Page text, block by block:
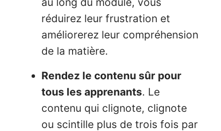
réduirez leur frustration et
améliorerez leur compréhension
de la matière.
Rendez le contenu sûr pour
tous les apprenants. Le
contenu qui clignote, clignote
ou scintille plus de trois fois par